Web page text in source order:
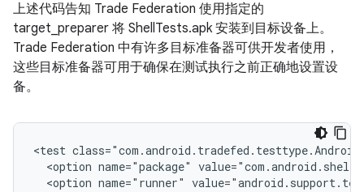
上述代码告知 Trade Federation 使用指定的
target_preparer 将 ShellTests.apk 安装到目标设备上。
Trade Federation 中有许多目标准备器可供开发者使用，
这些目标准备器可用于确保在测试执行之前正确地设置设
备。
<test
<option name="package"
<option name="runner"